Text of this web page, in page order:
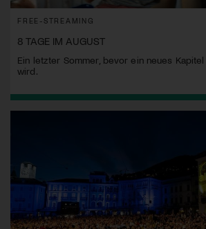
FREE-STREAMING
8 TAGE IM AUGUST
Ein letzter Sommer, bevor ein neues
wird.